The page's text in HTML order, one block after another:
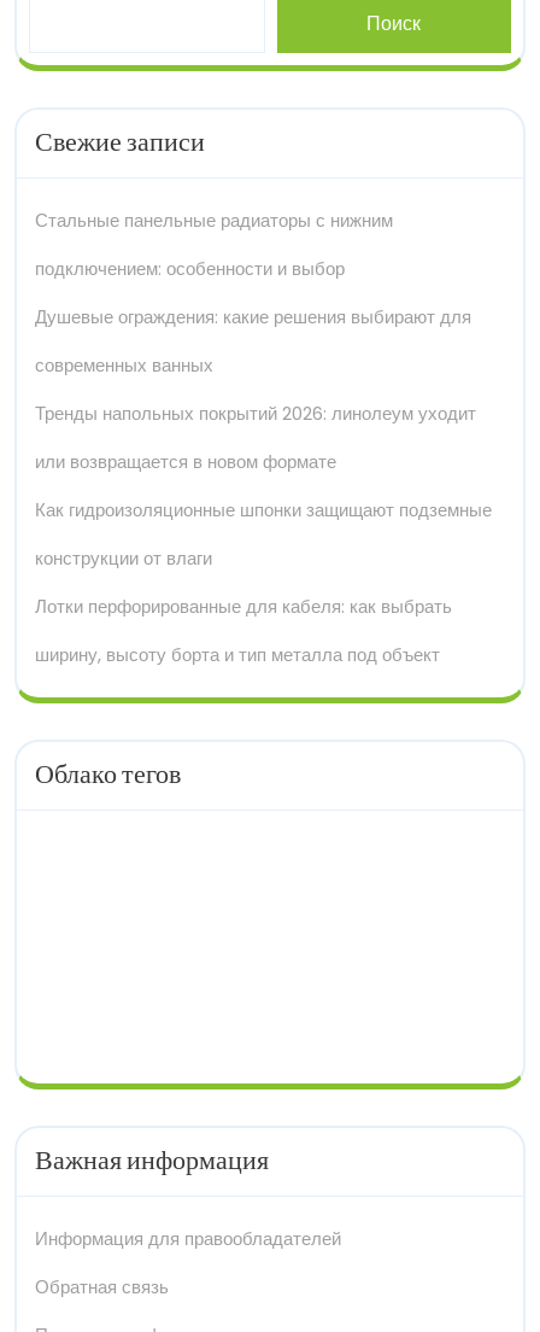
Поиск
Свежие записи
Стальные панельные радиаторы с нижним
подключением: особенности и выбор
Душевые ограждения: какие решения выбирают для
современных ванных
Тренды напольных покрытий 2026: линолеум уходит
или возвращается в новом формате
Как гидроизоляционные шпонки защищают подземные
конструкции от влаги
Лотки перфорированные для кабеля: как выбрать
ширину, высоту борта и тип металла под объект
Облако тегов
Важная информация
Информация для правообладателей
Обратная связь